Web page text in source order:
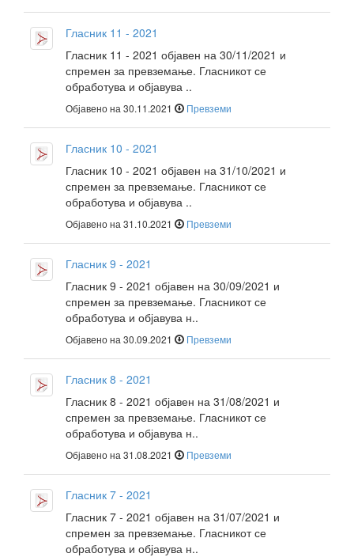
Гласник 11 - 2021
Гласник 11 - 2021 објавен на 30/11/2021 и
спремен за превземање. Гласникот се
обработува и објавува ..
Објавено на 30.11.2021 Превземи
Гласник 10 - 2021
Гласник 10 - 2021 објавен на 31/10/2021 и
спремен за превземање. Гласникот се
обработува и објавува ..
Објавено на 31.10.2021 Превземи
Гласник 9 - 2021
Гласник 9 - 2021 објавен на 30/09/2021 и
спремен за превземање. Гласникот се
обработува и објавува н..
Објавено на 30.09.2021 Превземи
Гласник 8 - 2021
Гласник 8 - 2021 објавен на 31/08/2021 и
спремен за превземање. Гласникот се
обработува и објавува н..
Објавено на 31.08.2021 Превземи
Гласник 7 - 2021
Гласник 7 - 2021 објавен на 31/07/2021 и
спремен за превземање. Гласникот се
обработува и објавува н..